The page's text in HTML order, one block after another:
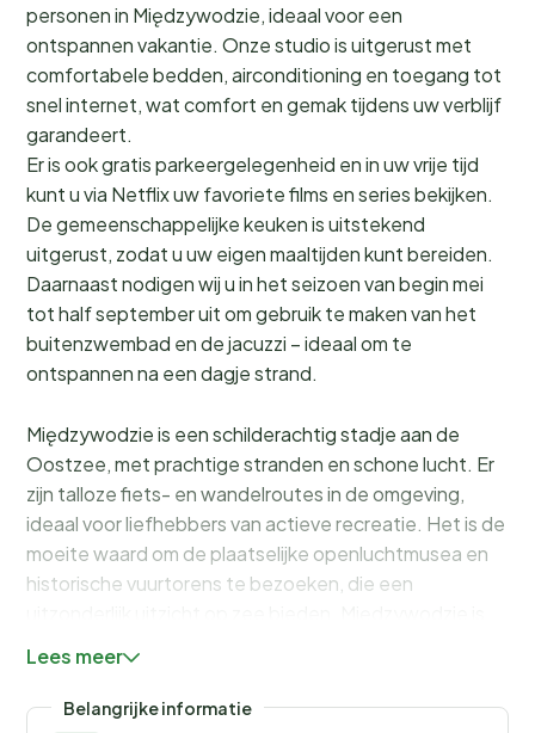
personen in Międzywodzie, ideaal voor een
ontspannen vakantie. Onze studio is uitgerust met
comfortabele bedden, airconditioning en toegang tot
snel internet, wat comfort en gemak tijdens uw verblijf
garandeert.
Er is ook gratis parkeergelegenheid en in uw vrije tijd
kunt u via Netflix uw favoriete films en series bekijken.
De gemeenschappelijke keuken is uitstekend
uitgerust, zodat u uw eigen maaltijden kunt bereiden.
Daarnaast nodigen wij u in het seizoen van begin mei
tot half september uit om gebruik te maken van het
buitenzwembad en de jacuzzi – ideaal om te
ontspannen na een dagje strand.
Międzywodzie is een schilderachtig stadje aan de
Oostzee, met prachtige stranden en schone lucht. Er
zijn talloze fiets- en wandelroutes in de omgeving,
ideaal voor liefhebbers van actieve recreatie. Het is de
moeite waard om de plaatselijke openluchtmusea en
historische vuurtorens te bezoeken, die een
nabijgelegen toeristische attracties, zoals het
Nationaal Park Wolin.
Lees meer
Belangrijke informatie